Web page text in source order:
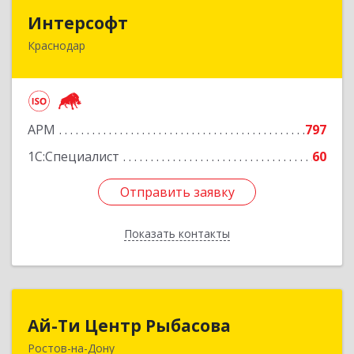
Интерсофт
Краснодар
АРМ
797
1С:Специалист
60
Отправить заявку
Показать контакты
350020, Краснодарский край, Краснодар г,
Отправить заявку
Назад
Ай-Ти Центр Рыбасова
Ростов-на-Дону
Ай-Ти Центр Рыбасова